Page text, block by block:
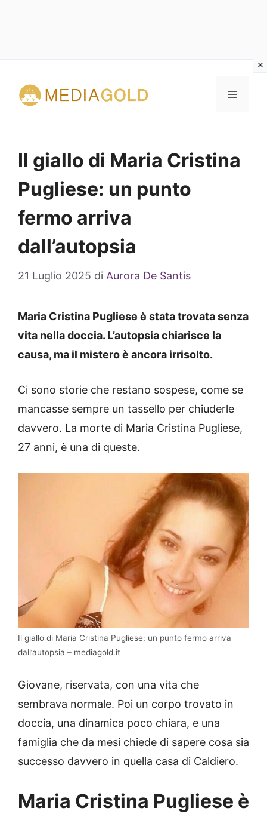
contenuto
MENU
Il giallo di Maria Cristina
Pugliese: un punto
fermo arriva
dall’autopsia
21 Luglio 2025 di Aurora De Santis
Maria Cristina Pugliese è stata trovata senza
vita nella doccia. L’autopsia chiarisce la
causa, ma il mistero è ancora irrisolto.
Ci sono storie che restano sospese, come se
mancasse sempre un tassello per chiuderle
davvero. La morte di Maria Cristina Pugliese,
27 anni, è una di queste.
Il giallo di Maria Cristina Pugliese: un punto fermo arriva
dall’autopsia – mediagold.it
Giovane, riservata, con una vita che
sembrava normale. Poi un corpo trovato in
doccia, una dinamica poco chiara, e una
famiglia che da mesi chiede di sapere cosa sia
successo davvero in quella casa di Caldiero.
Maria Cristina Pugliese è